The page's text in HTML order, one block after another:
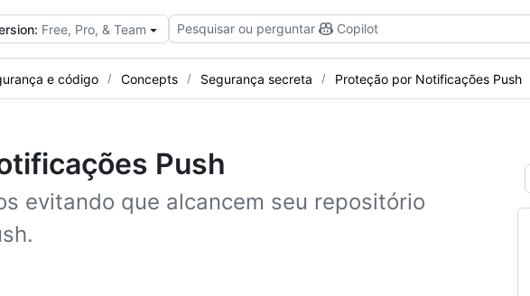
Free, Pro, & Team Pesquisar ou perguntar Copilot
e código Concepts Segurança secreta Proteção por Notificações Push
Push
evitando que alcancem seu repositório